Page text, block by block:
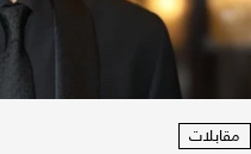
مقابلات